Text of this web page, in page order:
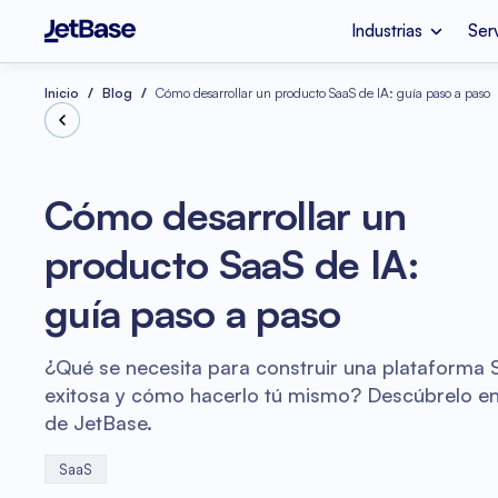
Industrias
Industrias Apple Vision Pro
Optimización de Costos
Servicios Empresa de
Refactorización
Tecnologías
Inicio Blog Cómo desarrollar un producto SaaS de IA: guía paso a paso
Cómo desarrollar un
producto SaaS de IA:
guía paso a paso
¿Qué se necesita para construir una plataforma
exitosa y cómo hacerlo tú mismo? Descúbrelo
de JetBase.
SaaS